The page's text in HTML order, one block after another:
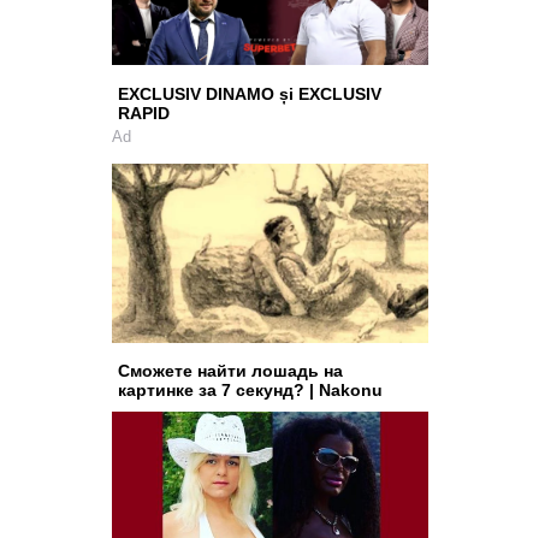
EXCLUSIV DINAMO și EXCLUSIV
RAPID
Ad
Сможете найти лошадь на
картинке за 7 секунд? | Nakonu